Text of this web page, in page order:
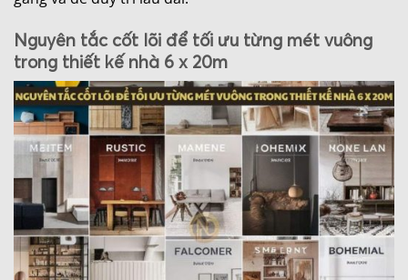
Nguyên tắc cốt lõi để tối ưu từng mét vuông
trong thiết kế nhà 6 x 20m